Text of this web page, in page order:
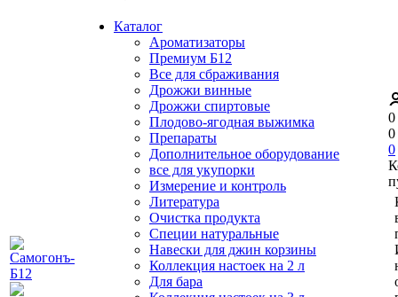
Каталог
Ароматизаторы
Премиум Б12
Все для сбраживания
Дрожжи винные
Дрожжи спиртовые
Плодово-ягодная выжимка
Препараты
Дополнительное оборудование
все для укупорки
Измерение и контроль
Литература
Очистка продукта
Специи натуральные
Навески для джин корзины
Коллекция настоек на 2 л
Для бара
0
0
0